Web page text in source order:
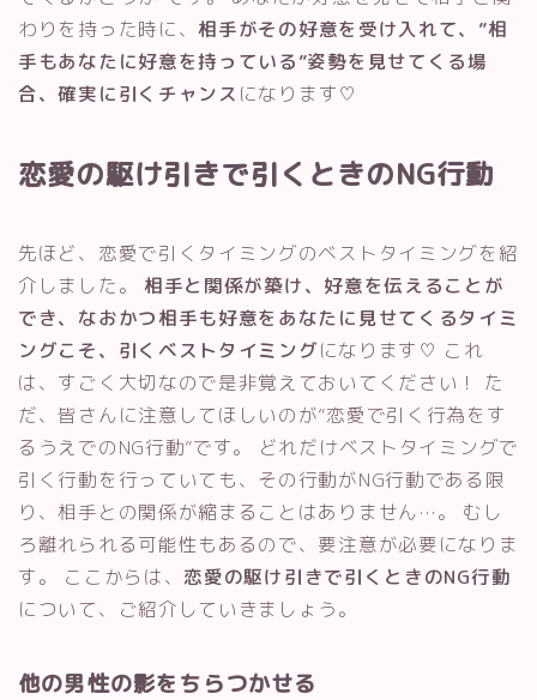
わりを持った時に、 相手がその好意を受け入れて、”相
手もあなたに好意を持っている”姿勢を見せてくる場
合、確実に引くチャンス になります♡
恋愛の駆け引きで引くときのNG行動
先ほど、恋愛で引くタイミングのベストタイミングを紹
介しました。 相手と関係が築け、好意を伝えることが
でき、なおかつ相手も好意をあなたに見せてくるタイミ
ングこそ、引くベストタイミングになります♡ これ
は、すごく大切なので是非覚えておいてください！ た
だ、皆さんに注意してほしいのが”恋愛で引く行為をす
るうえでのNG行動”です。 どれだけベストタイミングで
引く行動を行っていても、その行動がNG行動である限
り、相手との関係が縮まることはありません…。 むし
ろ離れられる可能性もあるので、要注意が必要になりま
す。 ここからは、 恋愛の駆け引きで引くときのNG行動
について、ご紹介していきましょう。
他の男性の影をちらつかせる